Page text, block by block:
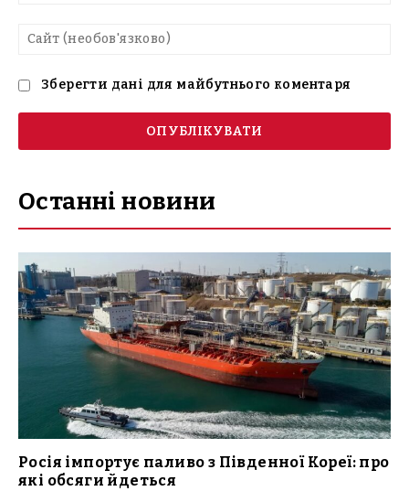
Зберегти дані для майбутнього коментаря
Останні новини
Росія імпортує паливо з Південної Кореї: про
які обсяги йдеться